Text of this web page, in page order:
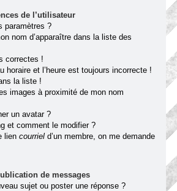
de l’utilisateur
paramètres ?
nom d’apparaître dans la liste des
correctes !
horaire et l’heure est toujours incorrecte !
la liste !
images à proximité de mon nom
un avatar ?
et comment le modifier ?
lien courriel d’un membre, on me demande
de messages
sujet ou poster une réponse ?